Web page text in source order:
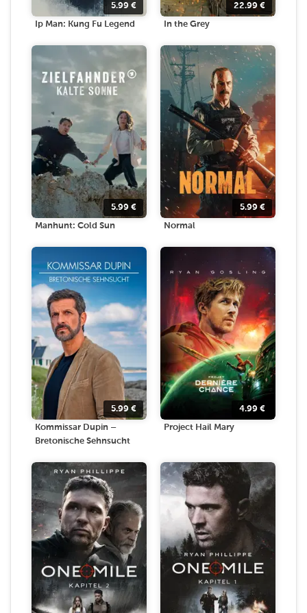
5.99 €
Ip Man: Kung Fu Legend
22.99 €
In the Grey
5.99 €
Manhunt: Cold Sun
5.99 €
Normal
5.99 €
Kommissar Dupin –
Bretonische Sehnsucht
4.99 €
Project Hail Mary